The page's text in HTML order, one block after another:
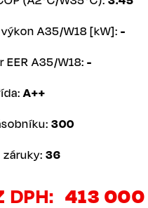
A35/W18 [kW]: -
A35/W18: -
A++
300
36
DPH 413 000